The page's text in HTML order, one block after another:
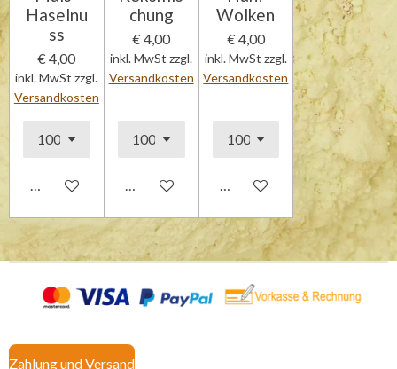
Haselnu
ss
€ 4,00
inkl. MwSt zzgl.
Versandkosten
In den Warenkorb
chung
€ 4,00
inkl. MwSt zzgl.
Versandkosten
In den Warenkorb
Wolken
€ 4,00
inkl. MwSt zzgl.
Versandkosten
Details anzeigen
Zahlung und Versand